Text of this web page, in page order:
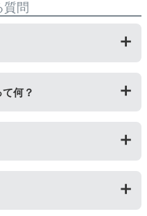
質問
ターで切り、穴を開ける
品よりひと手間かかりま
何？
ィ製や社外品などとも言
め純正品よりも安価でご
れているフィルムを切っ
てプリンターに補充する